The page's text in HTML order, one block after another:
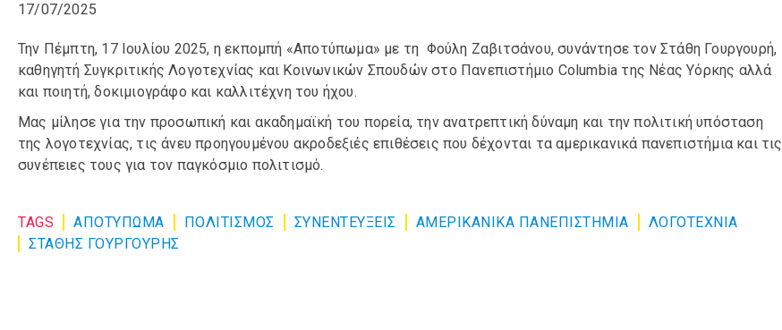
17/07/2025
Την Πέμπτη, 17 Ιουλίου 2025, η εκπομπή «Αποτύπωμα» με τη Φούλη Ζαβιτσάνου, συνάντησε τον Στάθη Γουργουρή,
καθηγητή Συγκριτικής Λογοτεχνίας και Κοινωνικών Σπουδών στο Πανεπιστήμιο Columbia της Νέας Υόρκης αλλά
και ποιητή, δοκιμιογράφο και καλλιτέχνη του ήχου.
Μας μίλησε για την προσωπική και ακαδημαϊκή του πορεία, την ανατρεπτική δύναμη και την πολιτική υπόσταση
της λογοτεχνίας, τις άνευ προηγουμένου ακροδεξιές επιθέσεις που δέχονται τα αμερικανικά πανεπιστήμια και τις
συνέπειες τους για τον παγκόσμιο πολιτισμό.
TAGS ΑΠΟΤΥΠΩΜΑ ΠΟΛΙΤΙΣΜΌΣ ΣΥΝΕΝΤΕΎΞΕΙΣ ΑΜΕΡΙΚΑΝΙΚΑ ΠΑΝΕΠΙΣΤΗΜΙΑ
ΛΟΓΟΤΕΧΝΙΑ
ΣΤΑΘΗΣ ΓΟΥΡΓΟΥΡΗΣ